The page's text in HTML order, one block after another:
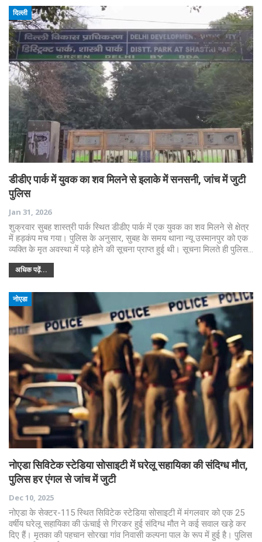
दिल्ली
डीडीए पार्क में युवक का शव मिलने से इलाके में सनसनी, जांच में जुटी
पुलिस
Jan 31, 2026
शुक्रवार सुबह शास्त्री पार्क स्थित डीडीए पार्क में एक युवक का शव मिलने से क्षेत्र
में हड़कंप मच गया। पुलिस के अनुसार, सुबह के समय थाना न्यू उस्मानपुर को एक
व्यक्ति के मृत अवस्था में पड़े होने की सूचना प्राप्त हुई थी। सूचना मिलते ही पुलिस…
अधिक पढ़ें...
नोएडा
नोएडा सिविटेक स्टेडिया सोसाइटी में घरेलू सहायिका की संदिग्ध मौत,
पुलिस हर एंगल से जांच में जुटी
Dec 10, 2025
नोएडा के सेक्टर-115 स्थित सिविटेक स्टेडिया सोसाइटी में मंगलवार को एक 25
वर्षीय घरेलू सहायिका की ऊंचाई से गिरकर हुई संदिग्ध मौत ने कई सवाल खड़े कर
दिए हैं। मृतका की पहचान सोरखा गांव निवासी कल्पना पाल के रूप में हुई है। पुलिस